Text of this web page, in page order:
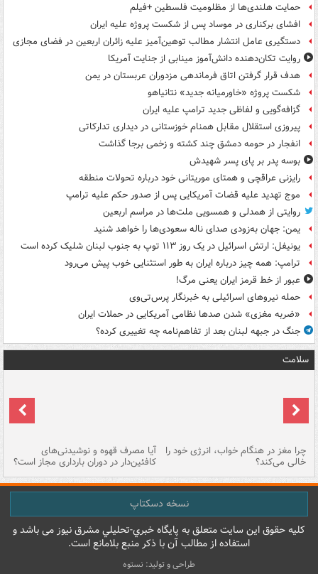
حمایت هلندی‌ها از مظلومیت فلسطین +فیلم
افشای برکناری در موساد پس از شکست پروژه علیه ایران
دستگیری عامل انتشار مطالب توهین‌آمیز علیه زائران اربعین در فضای مجازی
روایت تکان‌دهنده دانش‌آموز مینابی از جنایت آمریکا
هدف قرار گرفتن اتاق‌ فرماندهی مزدوران عربستان در یمن
شکست پروژه «خاورمیانه جدید» نتانیاهو
گزافه‌گویی و لفاظی جدید ترامپ علیه ایران
پیروزی استقلال مقابل همنام خوزستانی در دیداری تدارکاتی
انفجار در حومه دمشق چند کشته و زخمی برجا گذاشت
بوسه‌ پدر بر پای پسر شهیدش
رایزنی عراقچی و همتای موریتانی خود درباره تحولات منطقه
موج تهدید علیه قضات آمریکایی پس از صدور حکم علیه ترامپ
روایتی از همدلی و همسویی ملت‌ها در مراسم اربعین
یمن: جهان به‌زودی صدای ناله سعودی‌ها را خواهد شنید
یونیفل: ارتش اسرائیل در یک روز ۱۱۳ توپ به جنوب لبنان شلیک کرده است
ترامپ: همه چیز درباره ایران به طور استثنایی خوب پیش می‌رود
عبور از خط قرمز ایران یعنی مرگ!
حمله نیروهای اسرائیلی به خبرنگار پرس‌تی‌وی
«ضربه مغزی» شدن صدها نظامی آمریکایی در حملات ایران
جنگ در جبهه لبنان بعد از تفاهم‌نامه چه تغییری کرده؟
سلامت
چرا مغز در هنگام خواب، انرژی خود را
خالی می‌کند؟
آیا مصرف قهوه و نوشیدنی‌های
کافئین‌دار در دوران بارداری مجاز است؟
نسخه دسکتاپ
کليه حقوق اين سايت متعلق به پایگاه خبري-تحليلي مشرق نيوز می باشد و
استفاده از مطالب آن با ذکر منبع بلامانع است.
طراحی و تولید: نستوه